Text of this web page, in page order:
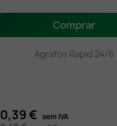
Comprar
Agrafos Rapid 24/6
0,39 € sem IVA